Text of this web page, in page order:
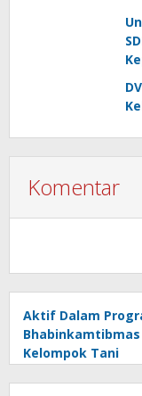
Komentar
Aktif Dalam
Kelompok Tani